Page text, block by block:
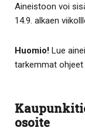
Aineistoon voi
14.9. alkaen
Huomio! Lue
tarkemmat ohjeet
osoite